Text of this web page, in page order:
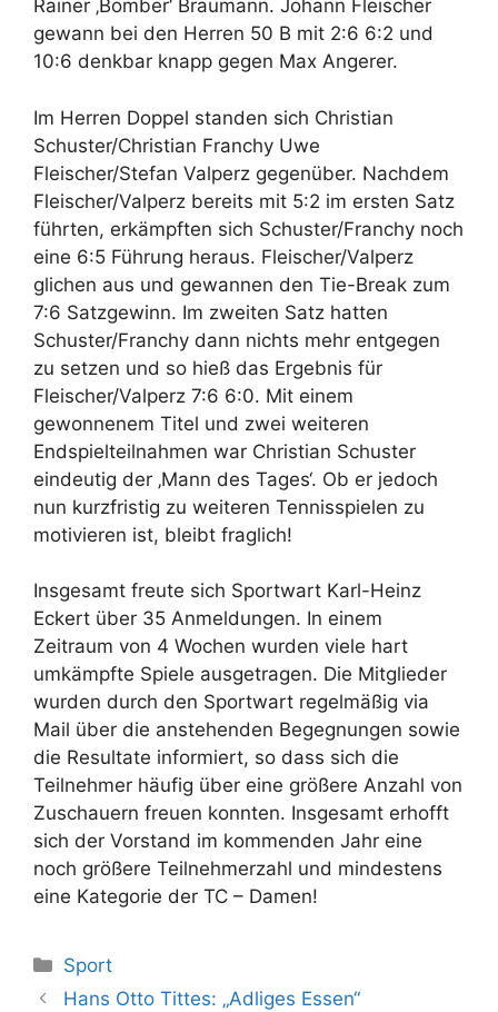
Rainer ‚Bomber‘ Braumann. Johann Fleischer
gewann bei den Herren 50 B mit 2:6 6:2 und
10:6 denkbar knapp gegen Max Angerer.
Im Herren Doppel standen sich Christian
Schuster/Christian Franchy Uwe
Fleischer/Stefan Valperz gegenüber. Nachdem
Fleischer/Valperz bereits mit 5:2 im ersten Satz
führten, erkämpften sich Schuster/Franchy noch
eine 6:5 Führung heraus. Fleischer/Valperz
glichen aus und gewannen den Tie-Break zum
7:6 Satzgewinn. Im zweiten Satz hatten
Schuster/Franchy dann nichts mehr entgegen
zu setzen und so hieß das Ergebnis für
Fleischer/Valperz 7:6 6:0. Mit einem
gewonnenem Titel und zwei weiteren
Endspielteilnahmen war Christian Schuster
eindeutig der ‚Mann des Tages‘. Ob er jedoch
nun kurzfristig zu weiteren Tennisspielen zu
motivieren ist, bleibt fraglich!
Insgesamt freute sich Sportwart Karl-Heinz
Eckert über 35 Anmeldungen. In einem
Zeitraum von 4 Wochen wurden viele hart
umkämpfte Spiele ausgetragen. Die Mitglieder
wurden durch den Sportwart regelmäßig via
Mail über die anstehenden Begegnungen sowie
die Resultate informiert, so dass sich die
Teilnehmer häufig über eine größere Anzahl von
Zuschauern freuen konnten. Insgesamt erhofft
sich der Vorstand im kommenden Jahr eine
noch größere Teilnehmerzahl und mindestens
eine Kategorie der TC – Damen!
Kategorien
Sport
Hans Otto Tittes: „Adliges Essen“